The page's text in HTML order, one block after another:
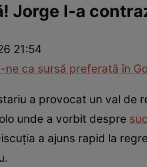
Survivor RomâniaChefi la
Jorge l-a
21:54
ne ca sursă preferată în
a provocat un val de
unde a vorbit despre
a ajuns rapid la